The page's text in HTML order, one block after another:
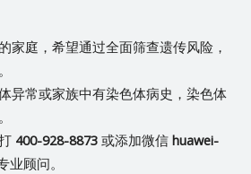
家庭，希望通过全面筛查遗传风险，
异常或家族中有染色体病史，染色体
400-928-8873或添加微信 huawei-
顾问。